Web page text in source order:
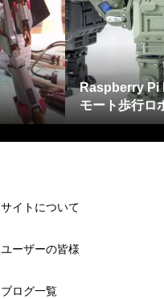
Raspberry Pi
モート歩行ロ
サイトについて
ユーザーの皆様
ブログ一覧